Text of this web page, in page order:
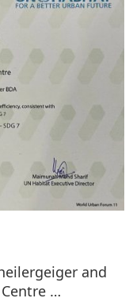
and
…